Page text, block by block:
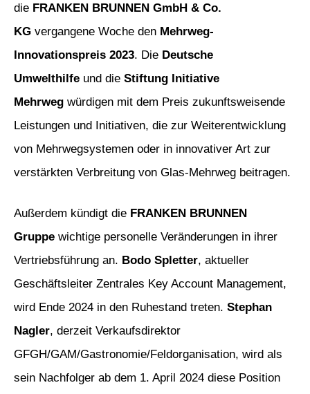
die FRANKEN BRUNNEN GmbH & Co.
KG vergangene Woche den Mehrweg-
Innovationspreis 2023. Die Deutsche
Umwelthilfe und die Stiftung Initiative
Mehrweg würdigen mit dem Preis zukunftsweisende
Leistungen und Initiativen, die zur Weiterentwicklung
von Mehrwegsystemen oder in innovativer Art zur
verstärkten Verbreitung von Glas-Mehrweg beitragen.
Außerdem kündigt die FRANKEN BRUNNEN
Gruppe wichtige personelle Veränderungen in ihrer
Vertriebsführung an. Bodo Spletter, aktueller
Geschäftsleiter Zentrales Key Account Management,
wird Ende 2024 in den Ruhestand treten. Stephan
Nagler, derzeit Verkaufsdirektor
GFGH/GAM/Gastronomie/Feldorganisation, wird als
sein Nachfolger ab dem 1. April 2024 diese Position